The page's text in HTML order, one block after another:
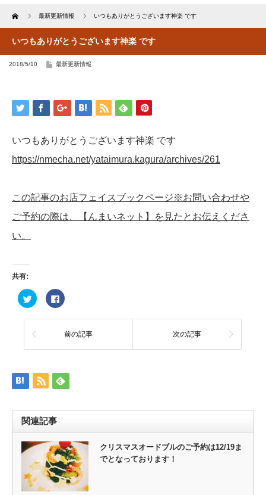
Home 最新更新情報 いつもありがとうございます神楽 です
いつもありがとうございます神楽 です
2018/5/10 最新更新情報
いつもありがとうございます神楽 です
https://nmecha.net/yataimura.kagura/archives/261
この記事のお店フェイスブックページ※お問い合わせや
ご予約の際は、【んまいネット】を見たとお伝えくださ
い。
共有:
ク
リ
ク
て
Twitter
し
い
ウ
ド
ウ
で
開
き
ま
Facebook
で
有
る
に
ク
し
て
さ
し
い
ウ
ィ
ン
ド
ウ
で
開
前の記事 次の記事
関連記事
クリスマスオードブルのご予約は12/19ま
でとなっております！